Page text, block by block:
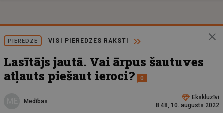
PIEREDZE VISI PIEREDZES RAKSTI
Lasītājs jautā. Vai ārpus šautuves
atļauts piešaut ieroci?
0
Medības
Ekskluzīvi
8:48, 10. augusts 2022